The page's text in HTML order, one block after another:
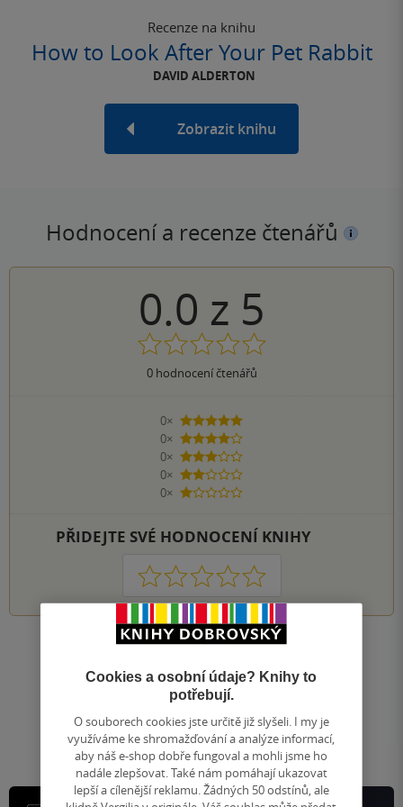
Recenze na knihu
How to Look After Your Pet Rabbit
DAVID ALDERTON
Zobrazit knihu
Hodnocení a recenze čtenářů
0.0 z 5
0hodnocení čtenářů
0×
5 hvězdiček
0×
4 hvězdičky
0×
3 hvězdičky
0×
2 hvězdičky
0×
1 hvezdička
PŘIDEJTE SVÉ HODNOCENÍ KNIHY
1 2 3 4 5
Zobrazeno 20 z 20
1
na
stránku
/ 1
Cookies a osobní údaje? Knihy to
potřebují.
O souborech cookies jste určitě již slyšeli. I my je
využíváme ke shromažďování a analýze informací,
aby náš e-shop dobře fungoval a mohli jsme ho
nadále zlepšovat. Také nám pomáhají ukazovat
lepší a cílenější reklamu. Žádných 50 odstínů, ale